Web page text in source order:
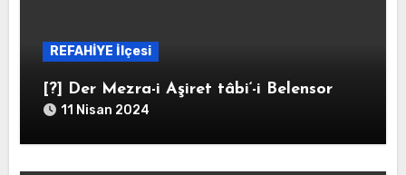
REFAHİYE İlçesi
[?] Der Mezra-i Aşiret tâbi‘-i Belensor
11 Nisan 2024